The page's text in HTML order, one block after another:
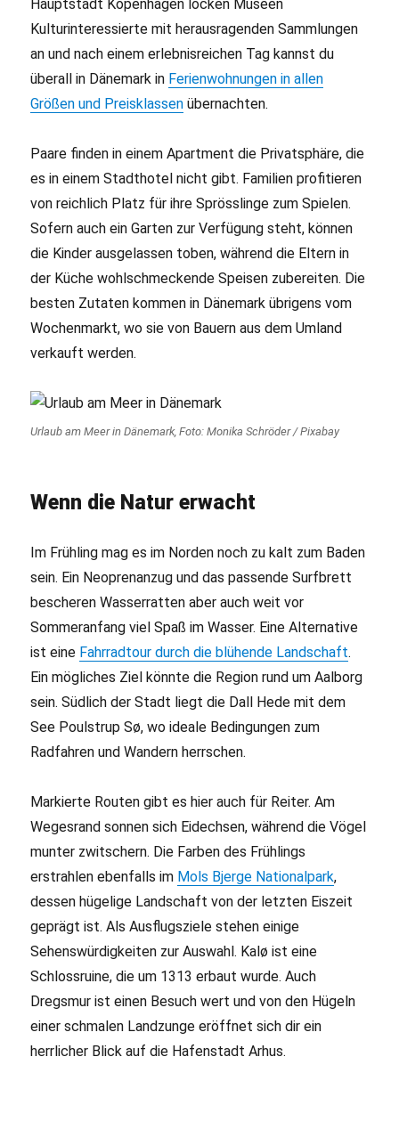
Hauptstadt Kopenhagen locken Museen
Kulturinteressierte mit herausragenden Sammlungen
an und nach einem erlebnisreichen Tag kannst du
überall in Dänemark in Ferienwohnungen in allen
Größen und Preisklassen übernachten.
Paare finden in einem Apartment die Privatsphäre, die
es in einem Stadthotel nicht gibt. Familien profitieren
von reichlich Platz für ihre Sprösslinge zum Spielen.
Sofern auch ein Garten zur Verfügung steht, können
die Kinder ausgelassen toben, während die Eltern in
der Küche wohlschmeckende Speisen zubereiten. Die
besten Zutaten kommen in Dänemark übrigens vom
Wochenmarkt, wo sie von Bauern aus dem Umland
verkauft werden.
Urlaub am Meer in Dänemark, Foto: Monika Schröder / Pixabay
Wenn die Natur erwacht
Im Frühling mag es im Norden noch zu kalt zum Baden
sein. Ein Neoprenanzug und das passende Surfbrett
bescheren Wasserratten aber auch weit vor
Sommeranfang viel Spaß im Wasser. Eine Alternative
ist eine Fahrradtour durch die blühende Landschaft.
Ein mögliches Ziel könnte die Region rund um Aalborg
sein. Südlich der Stadt liegt die Dall Hede mit dem
See Poulstrup Sø, wo ideale Bedingungen zum
Radfahren und Wandern herrschen.
Markierte Routen gibt es hier auch für Reiter. Am
Wegesrand sonnen sich Eidechsen, während die Vögel
munter zwitschern. Die Farben des Frühlings
erstrahlen ebenfalls im Mols Bjerge Nationalpark,
dessen hügelige Landschaft von der letzten Eiszeit
geprägt ist. Als Ausflugsziele stehen einige
Sehenswürdigkeiten zur Auswahl. Kalø ist eine
Schlossruine, die um 1313 erbaut wurde. Auch
Dregsmur ist einen Besuch wert und von den Hügeln
einer schmalen Landzunge eröffnet sich dir ein
herrlicher Blick auf die Hafenstadt Arhus.